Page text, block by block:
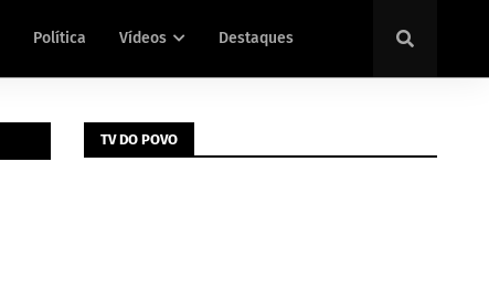
Política Vídeos Destaques
TV DO POVO